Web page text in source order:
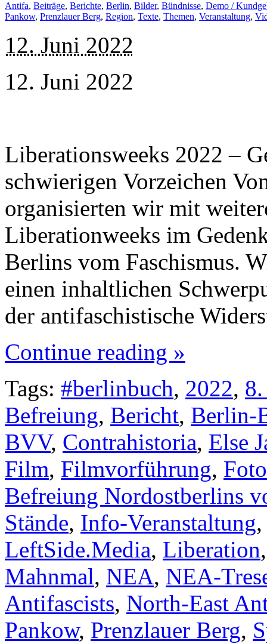
Antifa, Beiträge, Berichte, Berlin, Bilder, Bündnisse, Demo /
Pankow, Prenzlauer Berg, Region, Texte, Themen, Veranstaltung,
12. Juni 2022
12. Juni 2022
Liberationsweeks 2022 –
schwierigen Vorzeichen
organisierten wir mit
Liberationweeks im
Berlins vom Faschismus.
einen inhaltlichen
der antifaschistische
Continue reading »
Tags: #berlinbuch, 2022,
Befreiung, Bericht, Berlin-
BVV, Contrahistoria, Else
Film, Filmvorführung,
Befreiung Nordostberlins
Stände, Info-Veranstaltung
LeftSide.Media, Liberation
Mahnmal, NEA, NEA-
Antifascists, North-East
Pankow, Prenzlauer Berg,